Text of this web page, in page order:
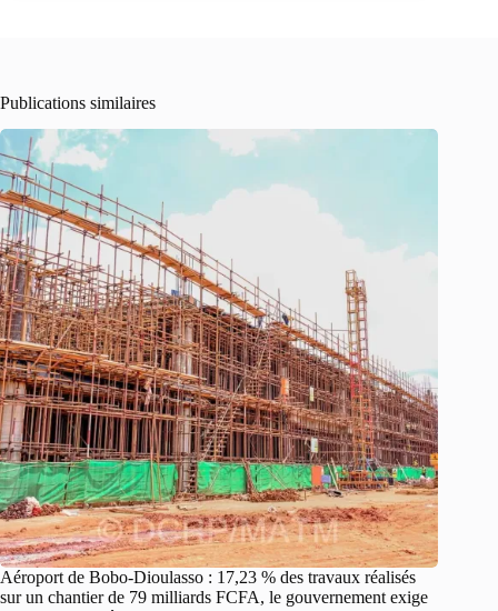
Publications similaires
Aéroport de Bobo-Dioulasso : 17,23 % des travaux réalisés
sur un chantier de 79 milliards FCFA, le gouvernement exige